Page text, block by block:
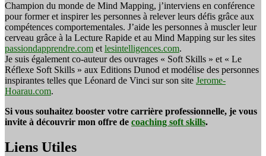
Champion du monde de Mind Mapping, j’interviens en conférence
pour former et inspirer les personnes à relever leurs défis grâce aux
compétences comportementales. J’aide les personnes à muscler leur
cerveau grâce à la Lecture Rapide et au Mind Mapping sur les sites
passiondapprendre.com etlesintelligences.com.
Je suis également co-auteur des ouvrages « Soft Skills » et « Le
Réflexe Soft Skills » aux Editions Dunod et modélise des personnes
inspirantes telles que Léonard de Vinci sur son site Jerome-
Hoarau.com.
Si vous souhaitez booster votre carrière professionnelle, je vous
invite à découvrir mon offre de coaching soft skills.
Liens Utiles